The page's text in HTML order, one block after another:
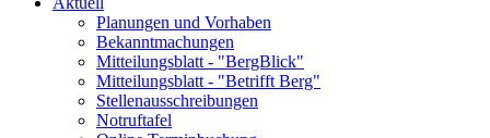
Planungen und Vorhaben
Bekanntmachungen
Mitteilungsblatt - "BergBlick"
Mitteilungsblatt - "Betrifft Berg"
Stellenausschreibungen
Notruftafel